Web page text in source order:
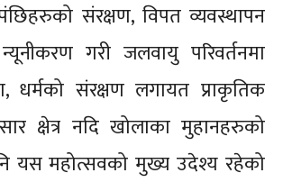
संरक्षण, विपत व्यवस्थापन
गरी जलवायु परिवर्तनमा
धर्मको संरक्षण लगायत प्राकृतिक
क्षेत्र नदि खोलाका मुहानहरुको
यस महोत्सवको मुख्य उदेश्य रहेको